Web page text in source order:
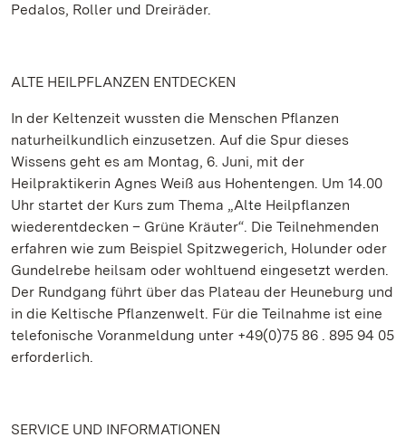
Pedalos, Roller und Dreiräder.
ALTE HEILPFLANZEN ENTDECKEN
In der Keltenzeit wussten die Menschen Pflanzen
naturheilkundlich einzusetzen. Auf die Spur dieses
Wissens geht es am Montag, 6. Juni, mit der
Heilpraktikerin Agnes Weiß aus Hohentengen. Um 14.00
Uhr startet der Kurs zum Thema „Alte Heilpflanzen
wiederentdecken – Grüne Kräuter“. Die Teilnehmenden
erfahren wie zum Beispiel Spitzwegerich, Holunder oder
Gundelrebe heilsam oder wohltuend eingesetzt werden.
Der Rundgang führt über das Plateau der Heuneburg und
in die Keltische Pflanzenwelt. Für die Teilnahme ist eine
telefonische Voranmeldung unter +49(0)75 86 . 895 94 05
erforderlich.
SERVICE UND INFORMATIONEN